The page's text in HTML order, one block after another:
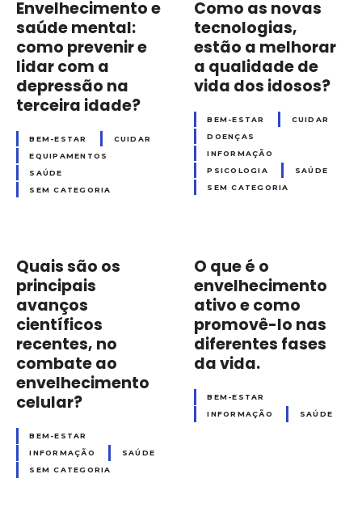
Envelhecimento e
saúde mental:
como prevenir e
lidar com a
depressão na
terceira idade?
BEM-ESTAR
CUIDAR
EQUIPAMENTOS
SAÚDE
SEM CATEGORIA
Como as novas
tecnologias,
estão a melhorar
a qualidade de
vida dos idosos?
BEM-ESTAR
CUIDAR
DOENÇAS
INFORMAÇÃO
PSICOLOGIA
SAÚDE
SEM CATEGORIA
Quais são os
principais
avanços
científicos
recentes, no
combate ao
envelhecimento
celular?
BEM-ESTAR
INFORMAÇÃO
SAÚDE
SEM CATEGORIA
O que é o
envelhecimento
ativo e como
promovê-lo nas
diferentes fases
da vida.
BEM-ESTAR
INFORMAÇÃO
SAÚDE